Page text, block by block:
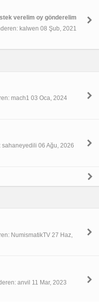
verelim oy gönderelim
kalwen 08 Şub, 2021
mach1 03 Oca, 2024
06 Ağu, 2026
NumismatikTV 27 Haz,
anvil 11 Mar, 2023